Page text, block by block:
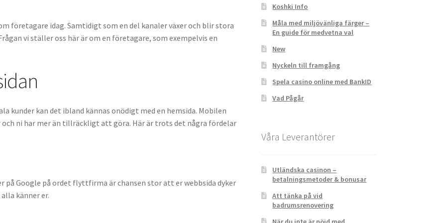
företagare idag. Samtidigt som en del kanaler växer och blir stora
vi ställer oss här är om en företagare, som exempelvis en
kunder kan det ibland kännas onödigt med en hemsida. Mobilen
ni har mer än tillräckligt att göra. Här är trots det några fördelar
på Google på ordet flyttfirma är chansen stor att er webbsida dyker
känner er.
Koshki Info
Måla med miljövänliga färger –
En guide för medvetna val
New
Nyckeln till framgång
Spela casino online med BankID
Vad Pågår
Våra Leverantörer
Utländska casinon –
betalningsmetoder & bonusar
Att tänka på vid
badrumsrenovering